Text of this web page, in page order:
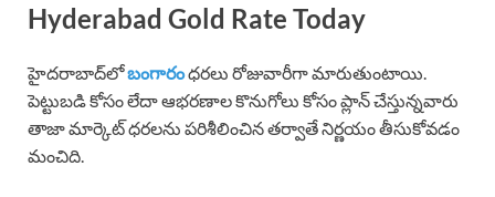
Hyderabad Gold Rate Today
హైదరాబాద్‌లోబంగారంధరలు రోజువారీగా మారుతుంటాయి.
పెట్టుబడి కోసం లేదా ఆభరణాల కొనుగోలు కోసం ప్లాన్ చేస్తున్నవారు
తాజా మార్కెట్ ధరలను పరిశీలించిన తర్వాతే నిర్ణయం తీసుకోవడం
మంచిది.